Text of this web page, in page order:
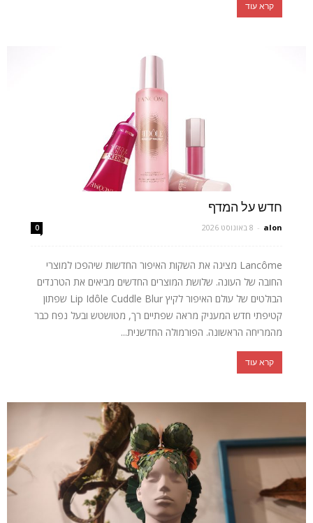
קרא עוד
חדש על המדף
alon
- 8 באוגוסט 2026 0
Lancôme מציגה את השקות האיפור החדשות שיהפכו למוצרי
החובה של העונה. שלושת המוצרים החדשים מביאים את הטרנדים
הבולטים של עולם האיפור לקיץ Lip Idôle Cuddle Blur שפתון
קטיפתי חדש המעניק מראה שפתיים רך, מטושטש ובעל נפח כבר
מהמריחה הראשונה. הפורמולה החדשנית...
קרא עוד